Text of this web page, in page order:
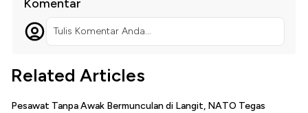
Komentar
Tulis Komentar Anda...
Related Articles
Pesawat Tanpa Awak Bermunculan di Langit, NATO Tegas